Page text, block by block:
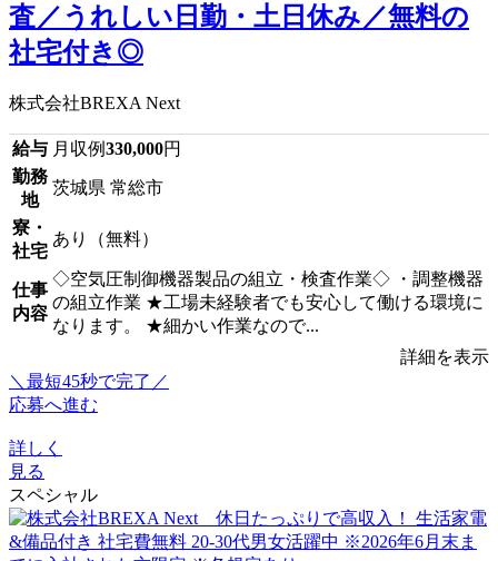
査／うれしい日勤・土日休み／無料の
社宅付き◎
株式会社BREXA Next
給与 月収例330,000円
勤務
地
茨城県 常総市
寮・
社宅
あり（無料）
仕事
内容
◇空気圧制御機器製品の組立・検査作業◇ ・調整機器
の組立作業 ★工場未経験者でも安心して働ける環境に
なります。 ★細かい作業なので...
詳細を表示
＼最短45秒で完了／
応募へ進む
詳しく
見る
スペシャル